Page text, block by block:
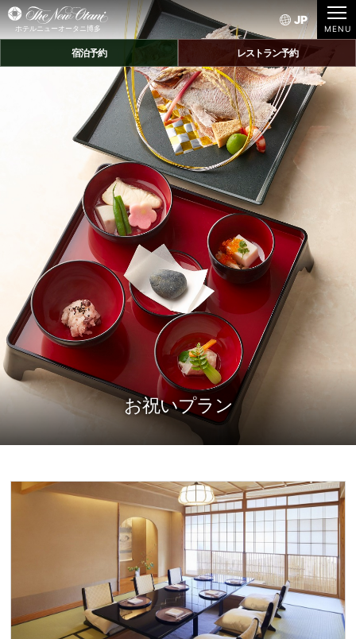
ホテルニューオータニ博多
JP
宿泊予約 レストラン予約
お祝いプラン